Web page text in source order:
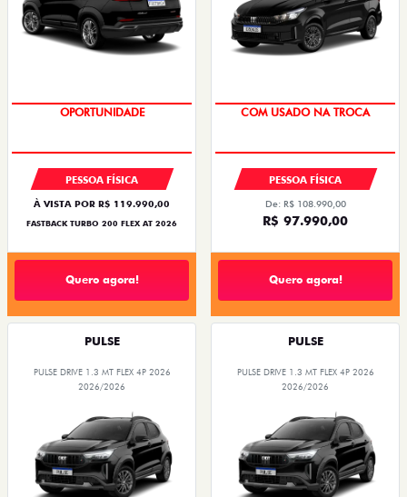
OPORTUNIDADE
PESSOA FÍSICA
À VISTA POR R$ 119.990,00
FASTBACK TURBO 200 FLEX AT 2026
Quero agora!
SUPER DESCONTO
PESSOA FÍSICA
De: R$ 108.990,00
R$ 97.990,00
Quero agora!
PULSE
PULSE DRIVE 1.3 MT FLEX 4P 2026
2026/2026
PULSE
PULSE DRIVE 1.3 MT FLEX 4P 2026
2026/2026